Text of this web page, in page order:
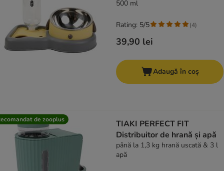
500 ml
39,90 lei
Rating: 5/5 (4)
Adaugă în coș
de zooplus
TIAKI PERFECT FIT
Distribuitor de hrană și apă
până la 1,3 kg hrană uscată & 3 l
apă